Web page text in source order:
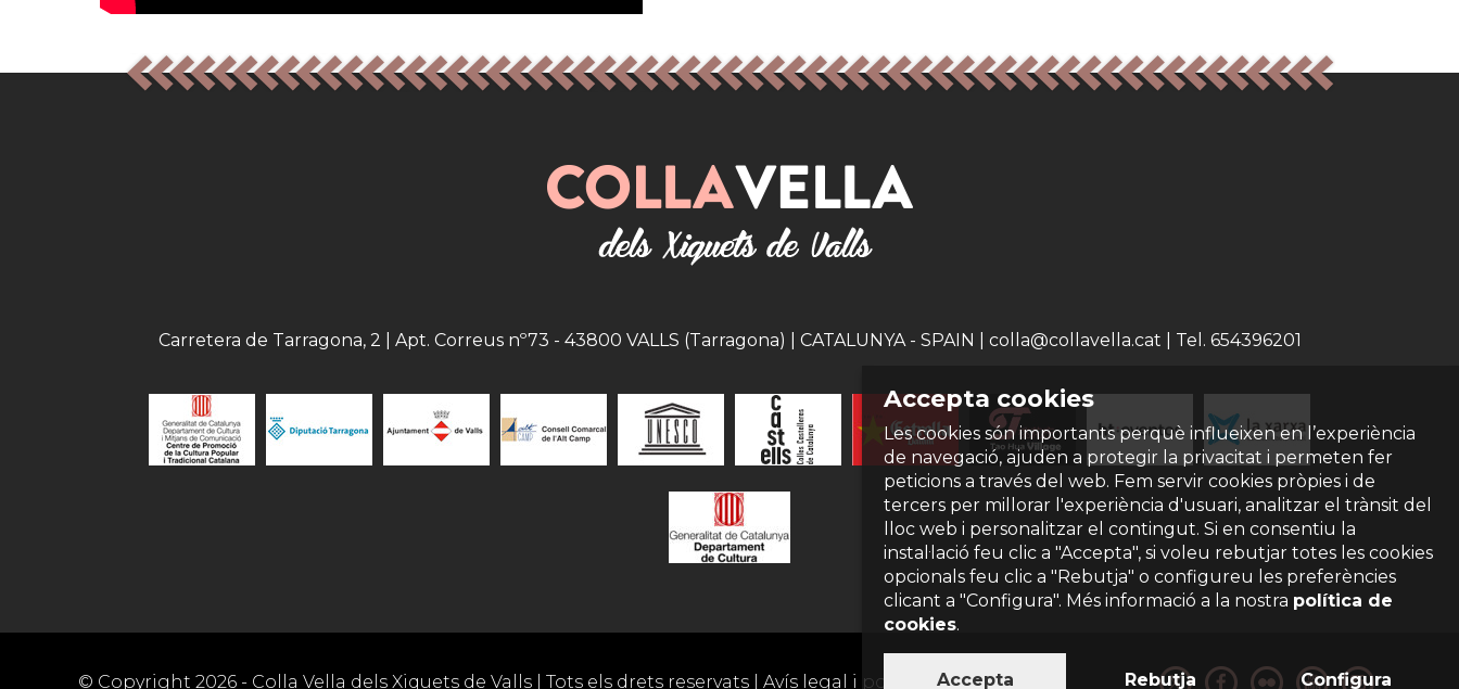
Accepta cookies
Les cookies són importants perquè influeixen en l’experiència
de navegació, ajuden a protegir la privacitat i permeten fer
peticions a través del web. Fem servir cookies pròpies i de
tercers per millorar l'experiència d'usuari, analitzar el trànsit del
lloc web i personalitzar el contingut. Si en consentiu la
instal·lació feu clic a "Accepta", si voleu rebutjar totes les cookies
opcionals feu clic a "Rebutja" o configureu les preferències
clicant a "Configura". Més informació a la nostra política de
cookies.
Accepta Rebutja Configura
Carretera de Tarragona, 2 | Apt. Correus nº73 - 43800 VALLS (Tarragona) | CATALUNYA - SPAIN | colla@collavella.cat | Tel. 654396201
© Copyright 2026 - Colla Vella dels Xiquets de Valls | Tots els drets reservats | Avís legal i política de privacitat